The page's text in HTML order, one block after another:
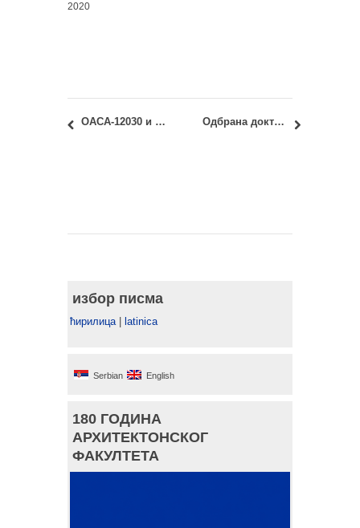
2020
ОАСА-12030 и ИАСА-12030 – Историја модерне уметности и дизајна: Термин и распоред полагања колоквијума Одбрана докторске дисертације: мр Дарко Полић, дипл.инж.арх.
избор писма
ћирилица| latinica
Serbian English
180 ГОДИНА
АРХИТЕКТОНСКОГ
ФАКУЛТЕТА